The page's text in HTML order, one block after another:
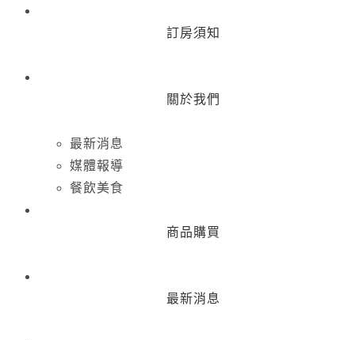
訂房須知
關於我們
最新消息
媒體報導
餐飲美食
商品購買
最新消息